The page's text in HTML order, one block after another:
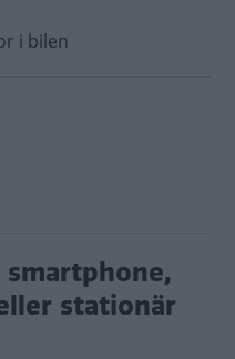
i bilen
stationär